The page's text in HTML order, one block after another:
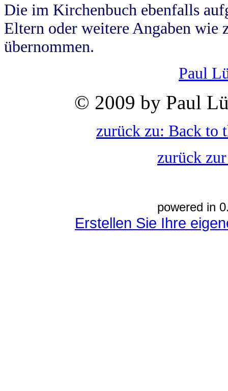
Die im Kirchenbuch ebenfalls
Eltern oder weitere Angaben wie
übernommen.
Paul
© 2009 by Paul
zurück zu: Back to
zurück
powered in
Erstellen Sie Ihre